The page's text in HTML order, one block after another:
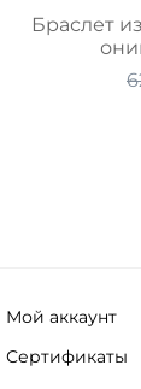
Браслет
Мой аккаунт
Сертификаты